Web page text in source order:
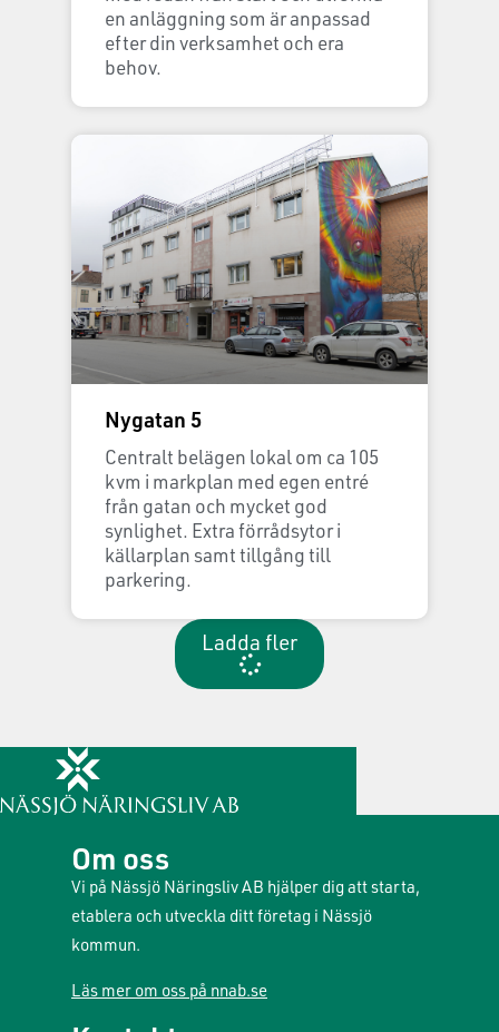
en anläggning som är anpassad
efter din verksamhet och era
behov.
Nygatan 5
Centralt belägen lokal om ca 105
kvm i markplan med egen entré
från gatan och mycket god
synlighet. Extra förrådsytor i
källarplan samt tillgång till
parkering.
Ladda fler
Om oss
Vi på Nässjö Näringsliv AB hjälper dig att starta,
etablera och utveckla ditt företag i Nässjö
kommun.
Läs mer om oss på nnab.se